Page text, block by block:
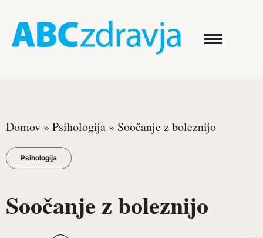
Domov » Psihologija » Soočanje z boleznijo
Psihologija
Soočanje z boleznijo